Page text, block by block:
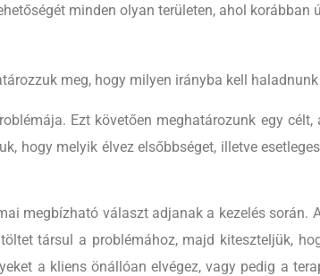
minden olyan területen, ahol korábban
meg, hogy milyen irányba kell
Ezt követően meghatározunk egy
hogy melyik élvez elsőbbséget, illetve
megbízható választ adjanak a kezelés
társul a problémához, majd kiteszteljük,
a kliens önállóan elvégez, vagy pedig a